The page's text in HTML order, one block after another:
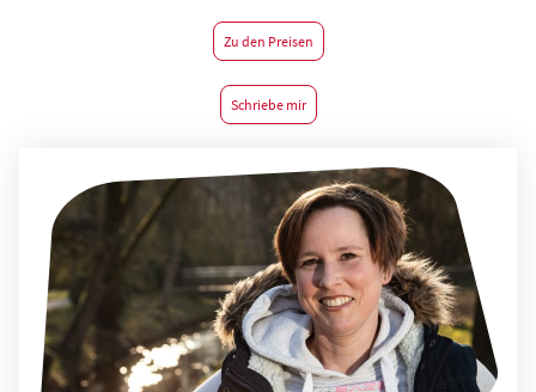
Zu den Preisen
Schriebe mir